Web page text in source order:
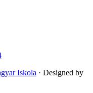
Iskola · Designed by